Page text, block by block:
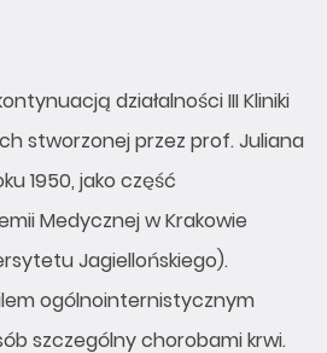
działalności III Kliniki
stworzonej przez prof. Juliana
1950, jako część
Medycznej w Krakowie
Jagiellońskiego).
ogólnointernistycznym
szczególny chorobami krwi.